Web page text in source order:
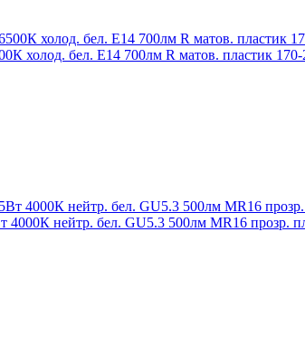
холод. бел. E14 700лм R матов. пластик
4000К нейтр. бел. GU5.3 500лм MR16 прозр.